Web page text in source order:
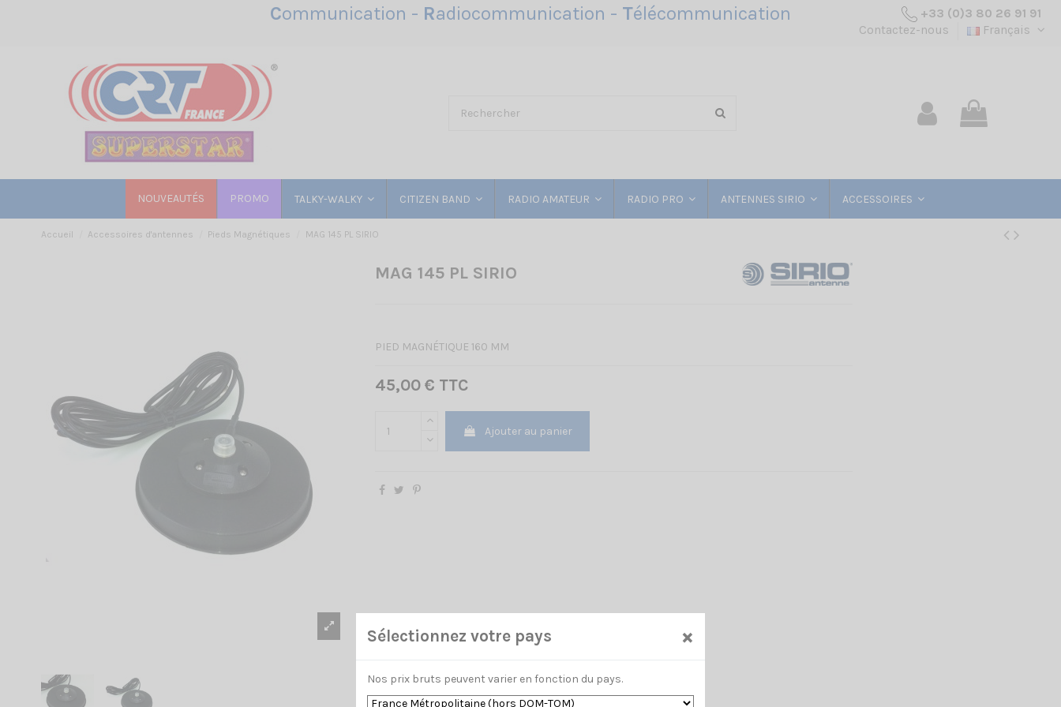
Communication - Radiocommunication - Télécommunication
+33 (0)3 80 26 91 91
Contactez-nous
Français
NOUVEAUTÉS PROMO TALKY-WALKY CITIZEN BAND RADIO AMATEUR RADIO PRO ANTENNES SIRIO ACCESSOIRES
Accueil Accessoires d'antennes Pieds Magnétiques MAG 145 PL SIRIO
MAG 145 PL SIRIO
PIED MAGNÉTIQUE 160 MM
45,00 € TTC
Ajouter au panier
Sélectionnez votre pays ×
Nos prix bruts peuvent varier en fonction du pays.